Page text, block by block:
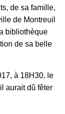
de sa famille,
de Montreuil
bibliothèque
de sa belle
à 18H30, le
aurait dû fêter